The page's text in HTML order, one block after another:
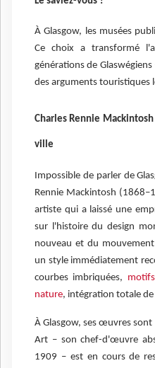
À Glasgow, les musées
Ce choix a transformé
générations de
des arguments touristiques
Charles Rennie
ville
Impossible de parler de
Rennie Mackintosh
artiste qui a laissé une
sur l'histoire du design
nouveau et du
un style immédiatement
courbes imbriquées,
nature, intégration totale
À Glasgow, ses œuvres
Art – son chef-d'œuvre
1909 – est en cours de